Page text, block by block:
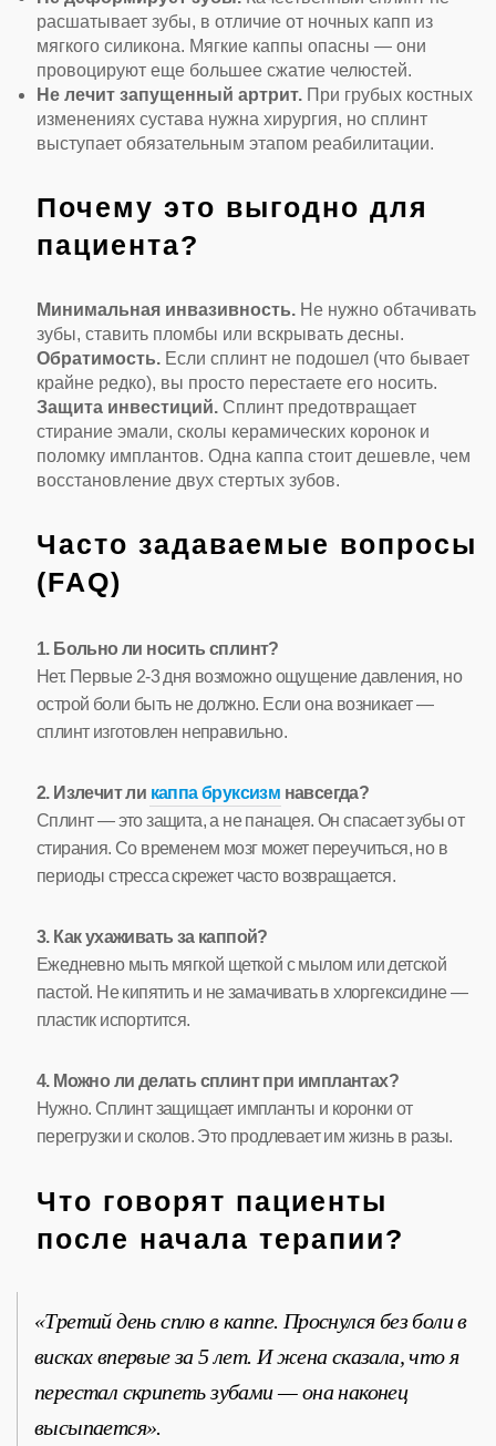
расшатывает зубы, в отличие от ночных капп из
мягкого силикона. Мягкие каппы опасны — они
провоцируют еще большее сжатие челюстей.
Не лечит запущенный артрит. При грубых костных
изменениях сустава нужна хирургия, но сплинт
выступает обязательным этапом реабилитации.
Почему это выгодно для
пациента?
Минимальная инвазивность. Не нужно обтачивать
зубы, ставить пломбы или вскрывать десны.
Обратимость. Если сплинт не подошел (что бывает
крайне редко), вы просто перестаете его носить.
Защита инвестиций. Сплинт предотвращает
стирание эмали, сколы керамических коронок и
поломку имплантов. Одна каппа стоит дешевле, чем
восстановление двух стертых зубов.
Часто задаваемые вопросы
(FAQ)
1. Больно ли носить сплинт?
Нет. Первые 2-3 дня возможно ощущение давления, но
острой боли быть не должно. Если она возникает —
сплинт изготовлен неправильно.
2. Излечит ли каппа бруксизм навсегда?
Сплинт — это защита, а не панацея. Он спасает зубы от
стирания. Со временем мозг может переучиться, но в
периоды стресса скрежет часто возвращается.
3. Как ухаживать за каппой?
Ежедневно мыть мягкой щеткой с мылом или детской
пастой. Не кипятить и не замачивать в хлоргексидине —
пластик испортится.
4. Можно ли делать сплинт при имплантах?
Нужно. Сплинт защищает импланты и коронки от
перегрузки и сколов. Это продлевает им жизнь в разы.
Что говорят пациенты
после начала терапии?
«Третий день сплю в каппе. Проснулся без боли в
висках впервые за 5 лет. И жена сказала, что я
перестал скрипеть зубами — она наконец
высыпается».